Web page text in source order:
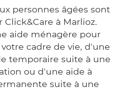
personnes âgées sont
Click&Care à Marlioz.
aide ménagère pour
cadre de vie, d'une
temporaire suite à une
ou d'une aide à
suite à une